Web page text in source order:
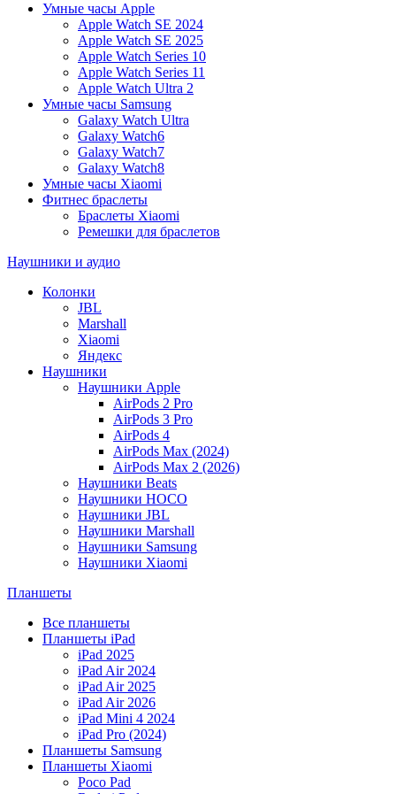
Умные часы Apple
Apple Watch SE 2024
Apple Watch SE 2025
Apple Watch Series 10
Apple Watch Series 11
Apple Watch Ultra 2
Умные часы Samsung
Galaxy Watch Ultra
Galaxy Watch6
Galaxy Watch7
Galaxy Watch8
Умные часы Xiaomi
Фитнес браслеты
Браслеты Xiaomi
Ремешки для браслетов
Наушники и аудио
Колонки
JBL
Marshall
Xiaomi
Яндекс
Наушники
Наушники Apple
AirPods 2 Pro
AirPods 3 Pro
AirPods 4
AirPods Max (2024)
AirPods Max 2 (2026)
Наушники Beats
Наушники HOCO
Наушники JBL
Наушники Marshall
Наушники Samsung
Наушники Xiaomi
Планшеты
Все планшеты
Планшеты iPad
iPad 2025
iPad Air 2024
iPad Air 2025
iPad Air 2026
iPad Mini 4 2024
iPad Pro (2024)
Планшеты Samsung
Планшеты Xiaomi
Poco Pad